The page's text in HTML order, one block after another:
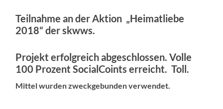
Teilnahme an der Aktion „Heimatliebe
2018“ der skwws.
Projekt erfolgreich abgeschlossen. Volle
100 Prozent SocialCoints erreicht. Toll.
Mittel wurden zweckgebunden verwendet.